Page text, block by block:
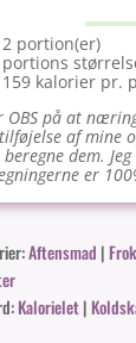
2 portion(er)
portions
159 kalorier pr.
OBS på at
af mine
beregne dem.
er
Aftensmad |
Kalorielet|